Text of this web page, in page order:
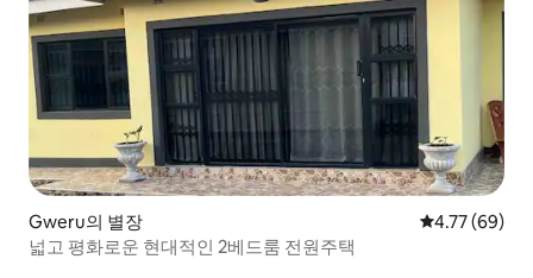
Gweru의 별장 평점 4.77점(5
4.77 (69)
넓고 평화로운 현대적인 2베드룸 전원주택